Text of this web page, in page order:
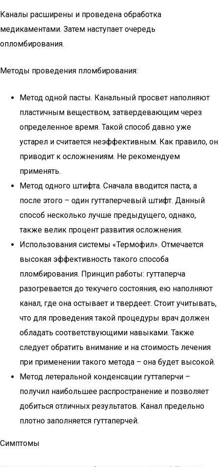
Каналы расширены и проведена обработка
медикаментами. Затем наступает очередь
опломбирования.
Методы проведения пломбирования:
Метод одной пасты. Канальный просвет наполняют
пластичным веществом, затвердевающим через
определенное время. Такой способ давно уже
устарел и считается неэффективным. Как правило, он
приводит к осложнениям. Не рекомендуем
применять.
Метод одного штифта. Сначала вводится паста, а
после этого – один гуттаперчевый штифт. Данный
способ несколько лучше предыдущего, однако,
также велик процент развития осложнения.
Использования системы «Термофил». Отмечается
высокая эффективность такого способа
пломбирования. Принцип работы: гуттаперча
разогревается до текучего состояния, ею наполняют
канал, где она остывает и твердеет. Стоит учитывать,
что для проведения такой процедуры врач должен
обладать соответствующими навыками. Также
следует обратить внимание и на стоимость лечения
при применении такого метода – она будет высокой.
Метод летеральной конденсации гуттаперчи –
получил наибольшее распространение и позволяет
добиться отличных результатов. Канал предельно
плотно заполняется гуттаперчей.
Симптомы